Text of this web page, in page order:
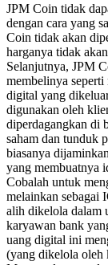
JPM Coin tidak
dengan cara yang
Coin tidak akan
harganya tidak
Selanjutnya, JPM
membelinya
digital yang
digunakan oleh
diperdagangkan di
saham dan tunduk
biasanya
yang membuatnya
Cobalah untuk
melainkan sebagai
alih dikelola dalam
karyawan bank
uang digital ini
(yang dikelola oleh